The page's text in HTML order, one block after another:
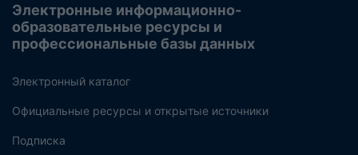
Электронные информационно-
образовательные ресурсы и
профессиональные базы данных
Электронный каталог
Официальные ресурсы и открытые источники
Подписка